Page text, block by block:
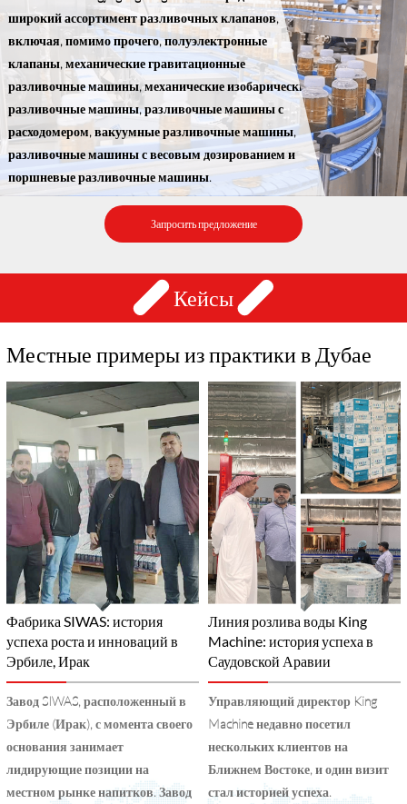
широкий ассортимент разливочных клапанов,
включая, помимо прочего, полуэлектронные
клапаны, механические гравитационные
разливочные машины, механические изобарические
разливочные машины, разливочные машины с
расходомером, вакуумные разливочные машины,
разливочные машины с весовым дозированием и
поршневые разливочные машины.
Запросить предложение
Местные примеры из практики в Дубае
Фабрика SIWAS: история
успеха роста и инноваций в
Эрбиле, Ирак
Завод SIWAS, расположенный в
Эрбиле (Ирак), с момента своего
основания занимает
лидирующие позиции на
местном рынке напитков. Завод
Линия розлива воды King
Machine: история успеха в
Саудовской Аравии
Управляющий директор King
Machine недавно посетил
нескольких клиентов на
Ближнем Востоке, и один визит
стал историей успеха.
Кейсы